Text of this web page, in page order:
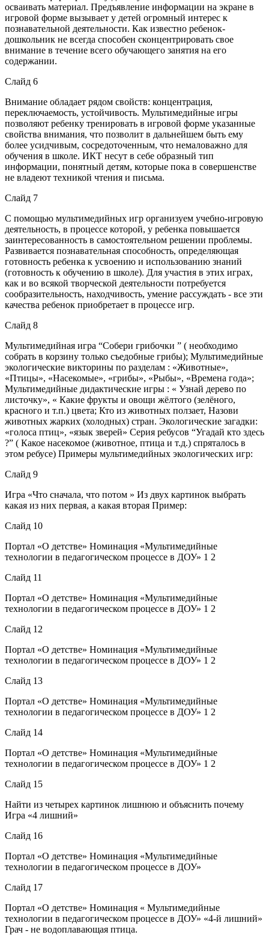
осваивать материал. Предъявление информации на экране в
игровой форме вызывает у детей огромный интерес к
познавательной деятельности. Как известно ребенок-
дошкольник не всегда способен сконцентрировать свое
внимание в течение всего обучающего занятия на его
содержании.
Слайд 6
Внимание обладает рядом свойств: концентрация,
переключаемость, устойчивость. Мультимедийные игры
позволяют ребенку тренировать в игровой форме указанные
свойства внимания, что позволит в дальнейшем быть ему
более усидчивым, сосредоточенным, что немаловажно для
обучения в школе. ИКТ несут в себе образный тип
информации, понятный детям, которые пока в совершенстве
не владеют техникой чтения и письма.
Слайд 7
С помощью мультимедийных игр организуем учебно-игровую
деятельность, в процессе которой, у ребенка повышается
заинтересованность в самостоятельном решении проблемы.
Развивается познавательная способность, определяющая
готовность ребенка к усвоению и использованию знаний
(готовность к обучению в школе). Для участия в этих играх,
как и во всякой творческой деятельности потребуется
сообразительность, находчивость, умение рассуждать - все эти
качества ребенок приобретает в процессе игр.
Слайд 8
Мультимедийная игра “Собери грибочки ” ( необходимо
собрать в корзину только съедобные грибы); Мультимедийные
экологические викторины по разделам : «Животные»,
«Птицы», «Насекомые», «грибы», «Рыбы», «Времена года»;
Мультимедийные дидактические игры : « Узнай дерево по
листочку», « Какие фрукты и овощи жёлтого (зелёного,
красного и т.п.) цвета; Кто из животных ползает, Назови
животных жарких (холодных) стран. Экологические загадки:
«голоса птиц», «язык зверей» Серия ребусов “Угадай кто здесь
?” ( Какое насекомое (животное, птица и т.д.) спряталось в
этом ребусе) Примеры мультимедийных экологических игр:
Слайд 9
Игра «Что сначала, что потом » Из двух картинок выбрать
какая из них первая, а какая вторая Пример:
Слайд 10
Портал «О детстве» Номинация «Мультимедийные
технологии в педагогическом процессе в ДОУ» 1 2
Слайд 11
Портал «О детстве» Номинация «Мультимедийные
технологии в педагогическом процессе в ДОУ» 1 2
Слайд 12
Портал «О детстве» Номинация «Мультимедийные
технологии в педагогическом процессе в ДОУ» 1 2
Слайд 13
Портал «О детстве» Номинация «Мультимедийные
технологии в педагогическом процессе в ДОУ» 1 2
Слайд 14
Портал «О детстве» Номинация «Мультимедийные
технологии в педагогическом процессе в ДОУ» 1 2
Слайд 15
Найти из четырех картинок лишнюю и объяснить почему
Игра «4 лишний»
Слайд 16
Портал «О детстве» Номинация «Мультимедийные
технологии в педагогическом процессе в ДОУ»
Слайд 17
Портал «О детстве» Номинация « Мультимедийные
технологии в педагогическом процессе в ДОУ» «4-й лишний»
Грач - не водоплавающая птица.